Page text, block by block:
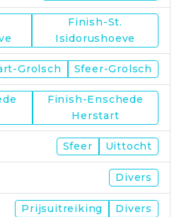
Finish-St.
Isidorushoeve
Grolsch Sfeer-Grolsch
Finish-Enschede
Herstart
Sfeer Uittocht
Divers
Prijsuitreiking Divers